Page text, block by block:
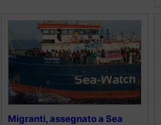
Migranti, assegnato a Sea